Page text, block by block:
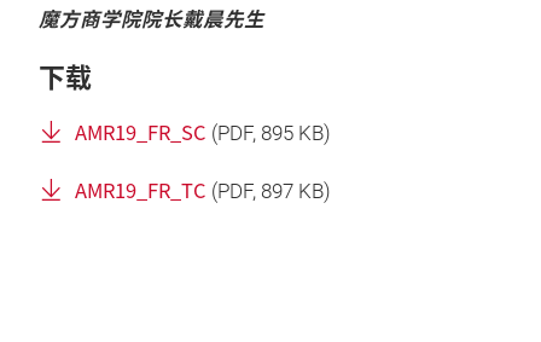
魔方商学院院长戴晨先生
下载
AMR19_FR_SC (PDF, 895 KB)
AMR19_FR_TC (PDF, 897 KB)